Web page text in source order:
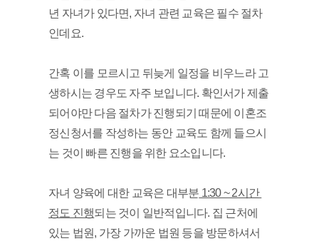
년 자녀가 있다면, 자녀 관련 교육은 필수 절차
인데요.
간혹 이를 모르시고 뒤늦게 일정을 비우느라 고
생하시는 경우도 자주 보입니다. 확인서가 제출
되어야만 다음 절차가 진행되기 때문에 이혼조
정신청서를 작성하는 동안 교육도 함께 들으시
는 것이 빠른 진행을 위한 요소입니다.
자녀 양육에 대한 교육은 대부분 1:30 ~ 2시간
정도 진행되는 것이 일반적입니다. 집 근처에
있는 법원, 가장 가까운 법원 등을 방문하셔서